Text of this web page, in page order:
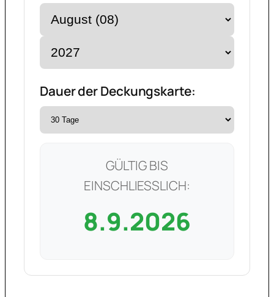
Dauer der Deckungskarte:
GÜLTIG BIS
EINSCHLIESSLICH:
8.9.2026